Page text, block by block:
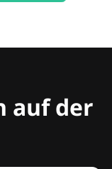
auf der